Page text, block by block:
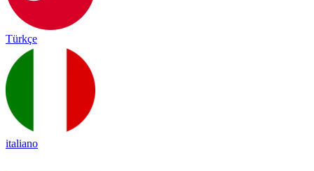
Türkçe
italiano